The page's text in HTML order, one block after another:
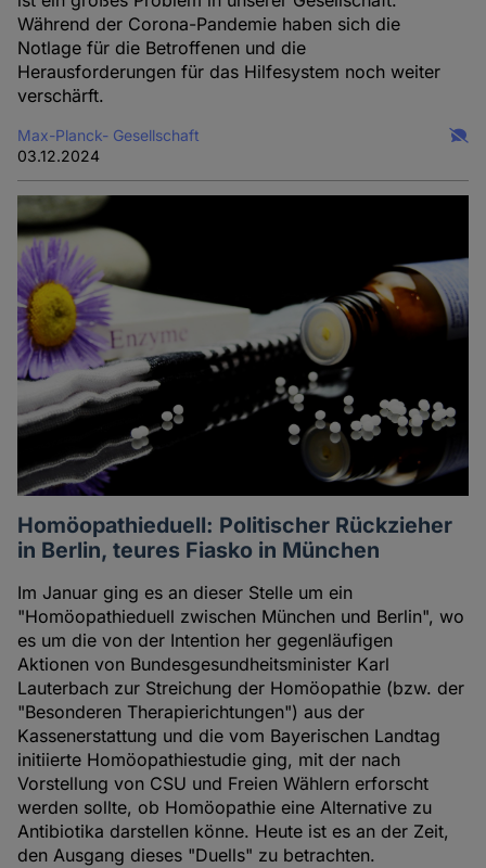
Während der Corona-Pandemie haben sich die
Notlage für die Betroffenen und die
Herausforderungen für das Hilfesystem noch weiter
verschärft.
Max-Planck- Gesellschaft
03.12.2024
Homöopathieduell: Politischer Rückzieher
in Berlin, teures Fiasko in München
Im Januar ging es an dieser Stelle um ein
"Homöopathieduell zwischen München und Berlin", wo
es um die von der Intention her gegenläufigen
Aktionen von Bundesgesundheitsminister Karl
Lauterbach zur Streichung der Homöopathie (bzw. der
"Besonderen Therapierichtungen") aus der
Kassenerstattung und die vom Bayerischen Landtag
initiierte Homöopathiestudie ging, mit der nach
Vorstellung von CSU und Freien Wählern erforscht
werden sollte, ob Homöopathie eine Alternative zu
Antibiotika darstellen könne. Heute ist es an der Zeit,
den Ausgang dieses "Duells" zu betrachten.